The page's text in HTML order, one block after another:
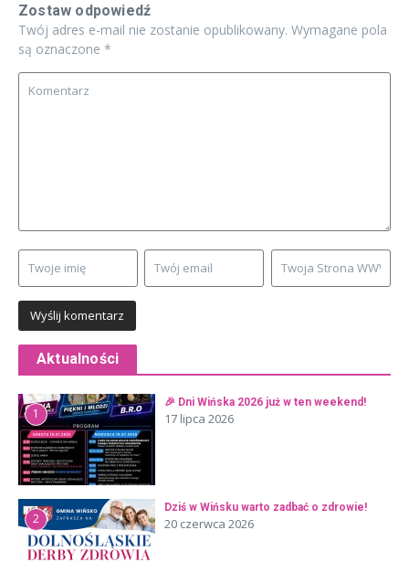
Zostaw odpowiedź
Twój adres e-mail nie zostanie opublikowany. Wymagane pola
są oznaczone *
Aktualności
1
🎉 Dni Wińska 2026 już w ten weekend!
17 lipca 2026
2
Dziś w Wińsku warto zadbać o zdrowie!
20 czerwca 2026